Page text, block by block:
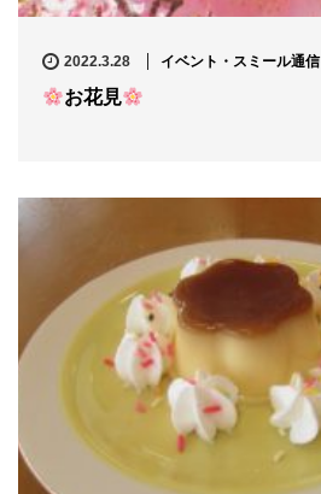
2022.3.28 イベント・スミール通信
お花見